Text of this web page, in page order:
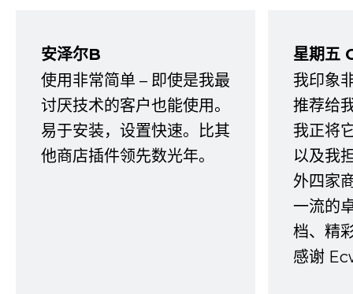
安泽尔B
使用非常简单 – 即使是我最
讨厌技术的客户也能使用。
易于安装，设置快速。比其
他商店插件领先数光年。
星期五
我印象
推荐给
我正将
以及我
外四家
一流的
档、精
感谢